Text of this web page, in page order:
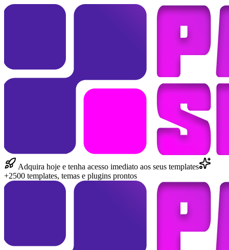
Adquira hoje e tenha acesso imediato aos seus templates
+2500 templates, temas e plugins prontos